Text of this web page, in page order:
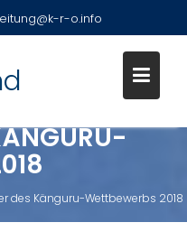
r-o.info
des Känguru-Wettbewerbs 2018